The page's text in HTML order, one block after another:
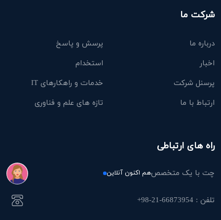
شرکت ما
درباره ما
پرسش و پاسخ
اخبار
استخدام
پرسنل شرکت
خدمات و راهکارهای IT
ارتباط با ما
تازه های علم و فناوری
راه های ارتباطی
چت با یک متخصصهم اکنون آنلاین
تلفن : 66873954-21-98+